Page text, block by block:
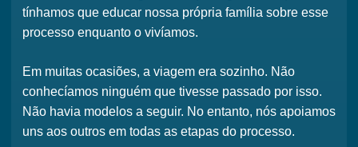
tínhamos que educar nossa própria família sobre esse
processo enquanto o vivíamos.
Em muitas ocasiões, a viagem era sozinho. Não
conhecíamos ninguém que tivesse passado por isso.
Não havia modelos a seguir. No entanto, nós apoiamos
uns aos outros em todas as etapas do processo.